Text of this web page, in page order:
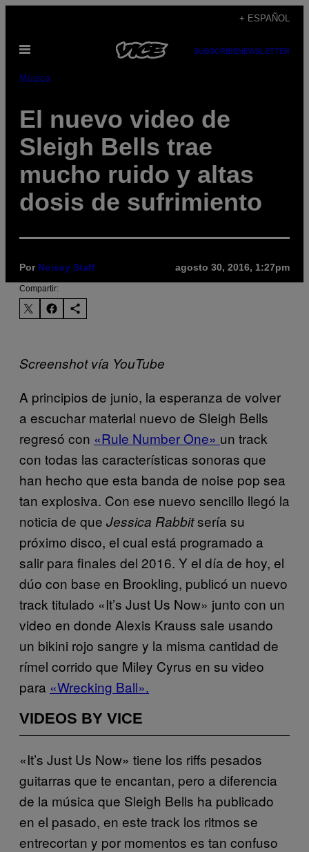
contenido
+ ESPAÑOL
Abrir
SUBSCRIBENEWSLETTER
Música
El nuevo video de
Sleigh Bells trae
mucho ruido y altas
dosis de sufrimiento
Por Noisey Staff agosto 30, 2016, 1:27pm
Compartir:
Screenshot vía YouTube
A principios de junio, la esperanza de volver
a escuchar material nuevo de Sleigh Bells
regresó con «Rule Number One» un track
con todas las características sonoras que
han hecho que esta banda de noise pop sea
tan explosiva. Con ese nuevo sencillo llegó la
noticia de que Jessica Rabbitsería su
próximo disco, el cual está programado a
salir para finales del 2016. Y el día de hoy, el
dúo con base en Brookling, publicó un nuevo
track titulado «It’s Just Us Now» junto con un
video en donde Alexis Krauss sale usando
un bikini rojo sangre y la misma cantidad de
rímel corrido que Miley Cyrus en su video
para «Wrecking Ball».
VIDEOS BY VICE
«It’s Just Us Now» tiene los riffs pesados
guitarras que te encantan, pero a diferencia
de la música que Sleigh Bells ha publicado
en el pasado, en este track los ritmos se
entrecortan y por momentos es tan confuso